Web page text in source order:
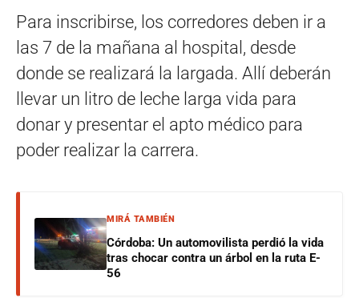
Para inscribirse, los corredores deben ir a
las 7 de la mañana al hospital, desde
donde se realizará la largada. Allí deberán
llevar un litro de leche larga vida para
donar y presentar el apto médico para
poder realizar la carrera.
MIRÁ TAMBIÉN
Córdoba: Un automovilista perdió la vida
tras chocar contra un árbol en la ruta E-
56